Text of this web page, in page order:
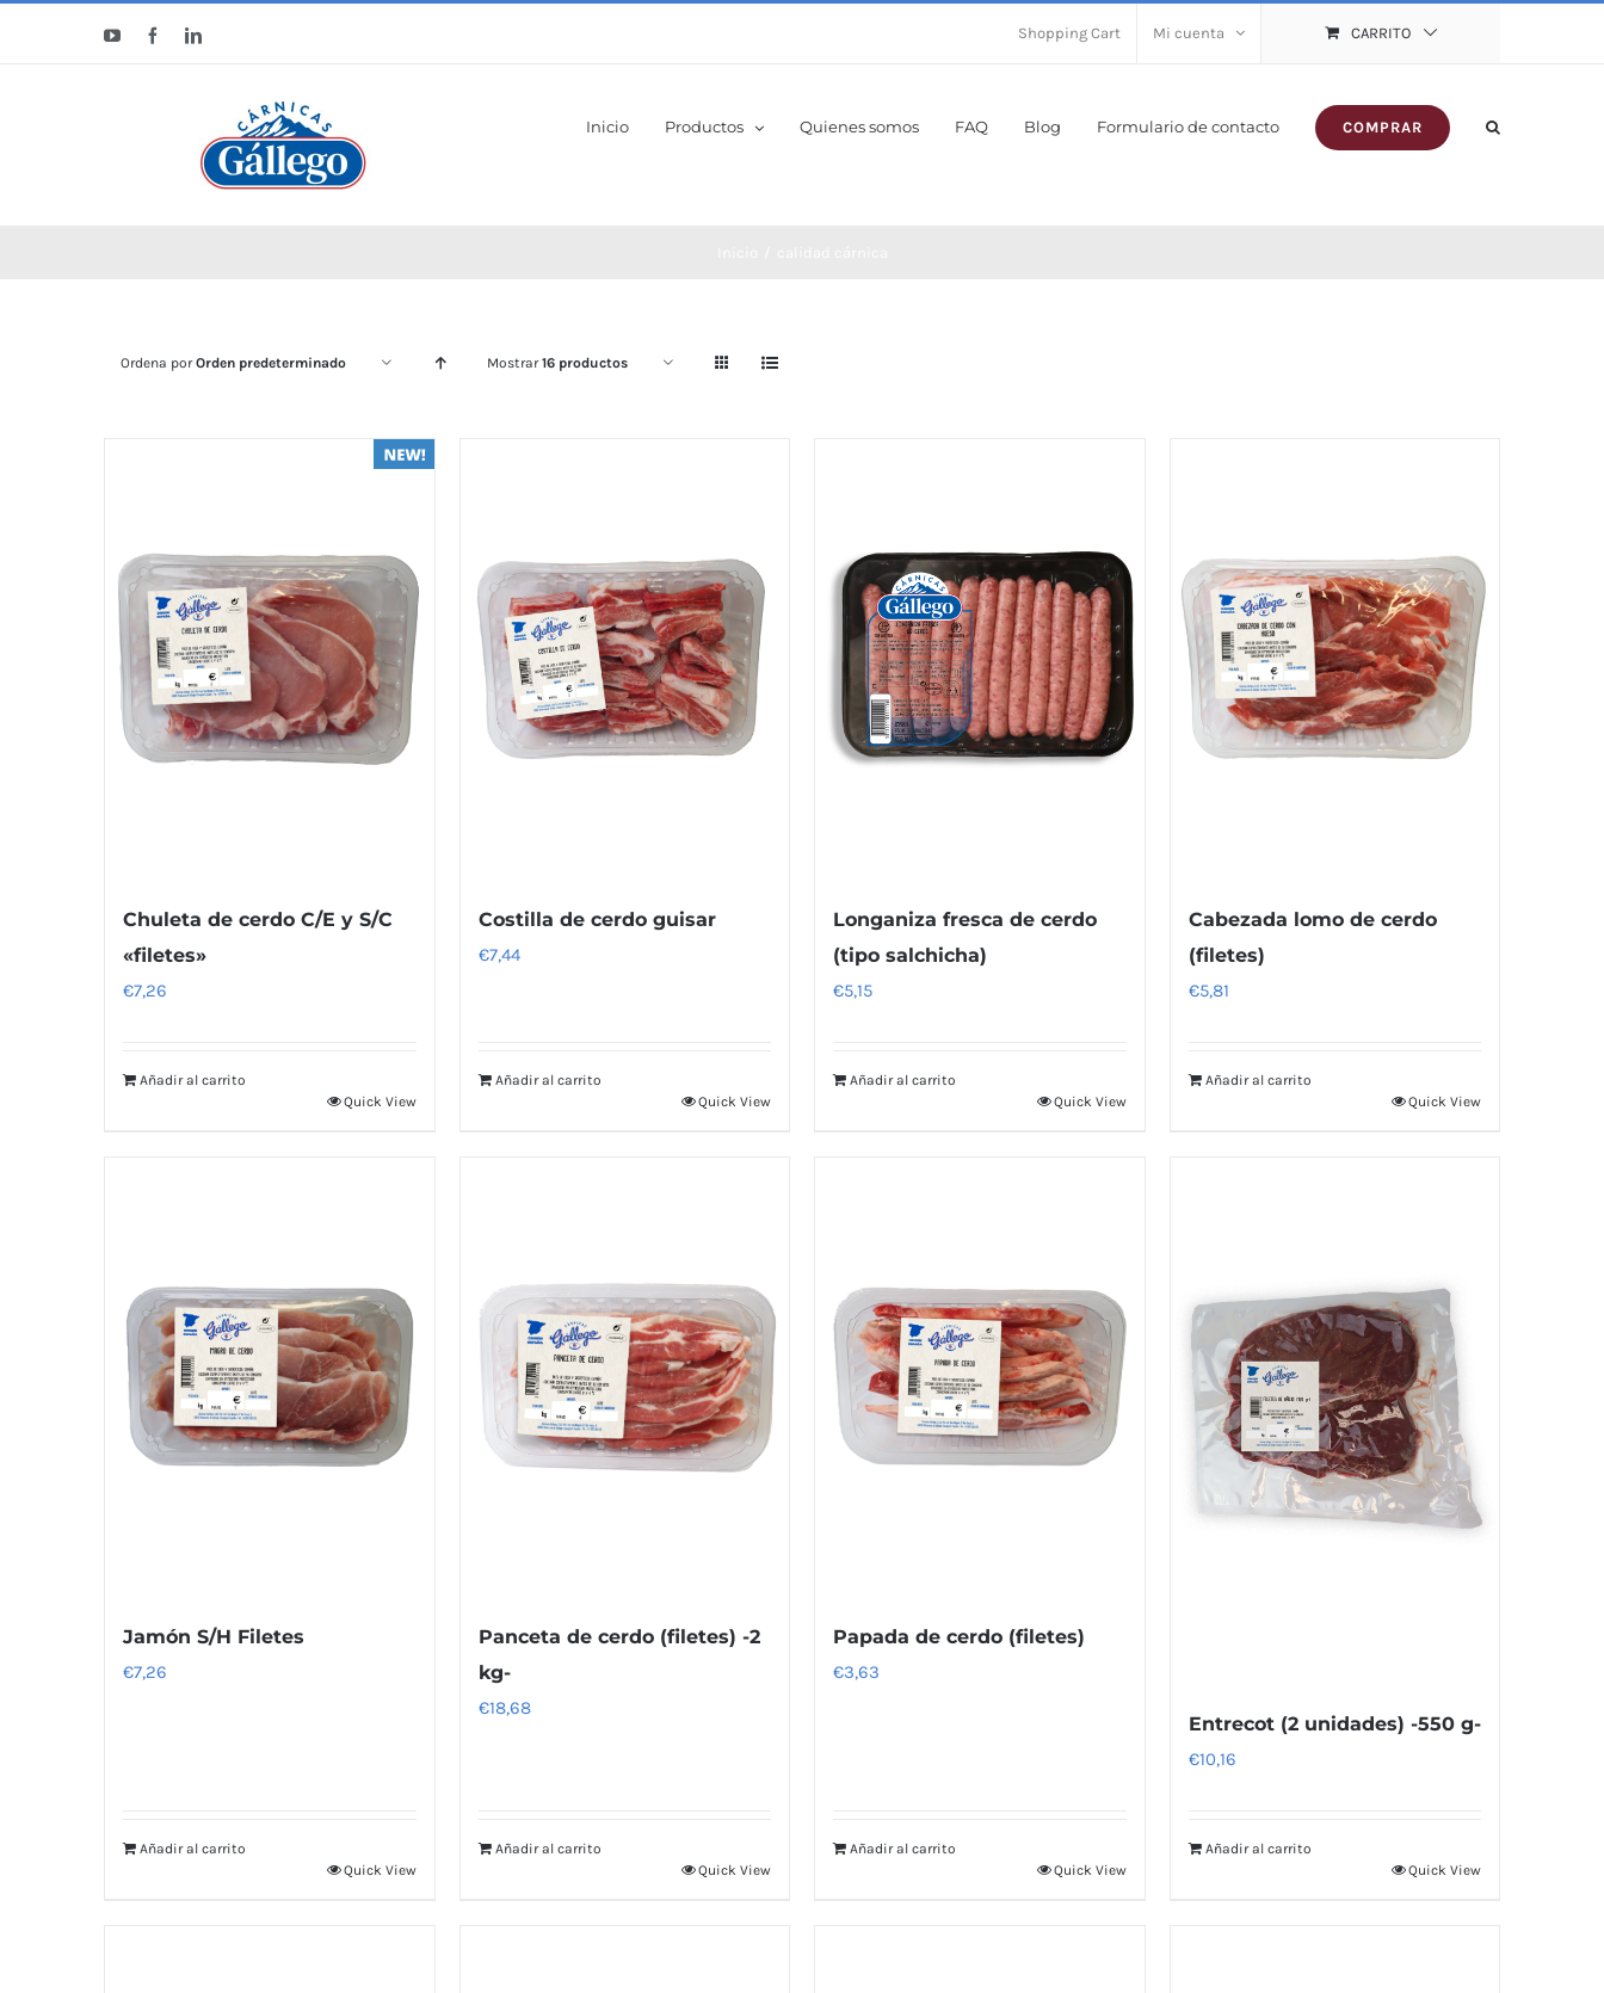
YouTubeFacebookLinkedIn Shopping Cart Mi cuenta CARRITO
Inicio Productos Quienes somos FAQ Blog Formulario de contacto COMPRAR
Ordena porOrden predeterminado Mostrar16 productos
Chuleta de cerdo C/E y S/C
«filetes»
€7,26
Añadir al carrito
Quick View
Costilla de cerdo guisar
€7,44
Añadir al carrito
Quick View
Longaniza fresca de cerdo
(tipo salchicha)
€5,15
Añadir al carrito
Quick View
Cabezada lomo de cerdo
(filetes)
€5,81
Añadir al carrito
Quick View
Jamón S/H Filetes
€7,26
Añadir al carrito
Quick View
Panceta de cerdo (filetes) -2
kg-
€18,68
Añadir al carrito
Quick View
Papada de cerdo (filetes)
€3,63
Añadir al carrito
Quick View
Entrecot (2 unidades) -550 g-
€10,16
Añadir al carrito
Quick View